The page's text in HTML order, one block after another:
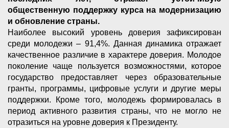
общественную поддержку курса на модернизацию
и обновление страны.
Наиболее высокий уровень доверия зафиксирован
среди молодежи – 91,4%. Данная динамика отражает
качественное различие в характере доверия. Молодое
поколение чаще пользуется возможностями, которое
государство предоставляет через образовательные
гранты, программы, цифровые услуги и другие меры
поддержки. Кроме того, молодежь формировалась в
период активного развития страны, что не могло не
отразиться на уровне доверия к Президенту.